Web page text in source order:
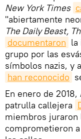
New York Times
"abiertamente
The Daily Beast,
documentaron la
grupo por las
símbolos nazis, y
han reconocido
En enero de
patrulla callejera
miembros juraron
comprometieron